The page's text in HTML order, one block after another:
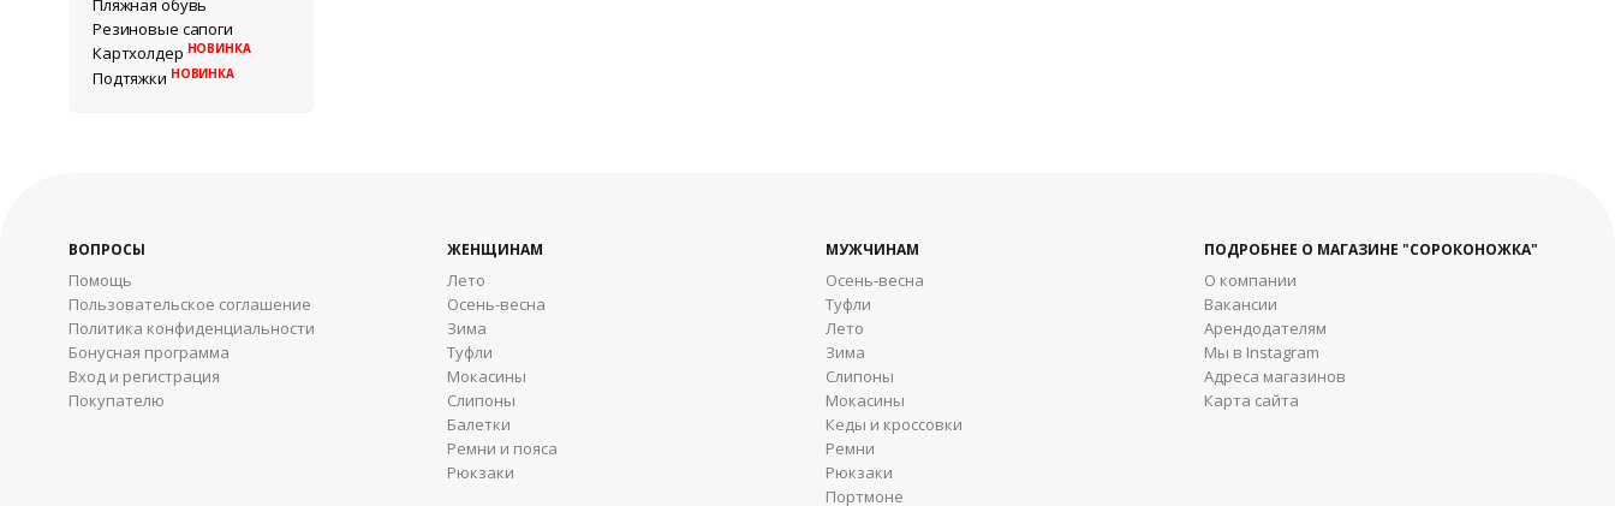
Пляжная обувь
Резиновые сапоги
Картхолдер НОВИНКА
Подтяжки НОВИНКА
ВОПРОСЫ
Помощь
Пользовательское соглашение
Политика конфиденциальности
Бонусная программа
Вход и регистрация
Покупателю
ЖЕНЩИНАМ
Лето
Осень-весна
Зима
Туфли
Мокасины
Слипоны
Балетки
Ремни и пояса
Рюкзаки
МУЖЧИНАМ
Осень-весна
Туфли
Лето
Зима
Cлипоны
Мокасины
Кеды и кроссовки
Ремни
Рюкзаки
Портмоне
ПОДРОБНЕЕ О МАГАЗИНЕ "СОРОКОНОЖКА"
О компании
Вакансии
Арендодателям
Мы в Instagram
Адреса магазинов
Карта сайта